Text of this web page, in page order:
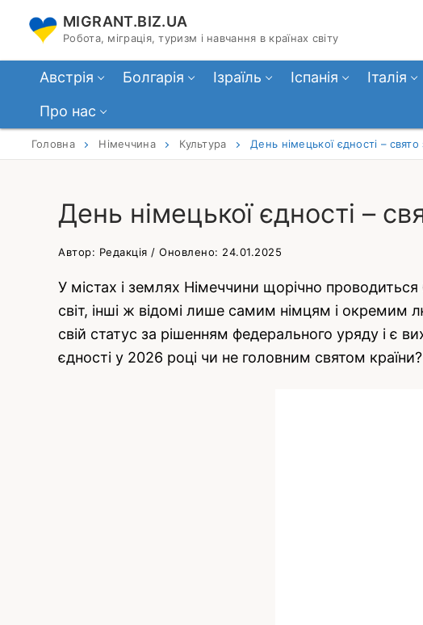
вмісту
MIGRANT.BIZ.UA
Робота, міграція, туризм і навчання в країнах світу
Австрія Болгарія Ізраїль Іспанія Італія
Про нас
Головна Німеччина Культура День німецької єдності – свято
День німецької єдності –
Автор: Редакція / Оновлено: 24.01.2025
У містах і землях Німеччини щорічно
світ, інші ж відомі лише самим німцям і окремим
свій статус за рішенням федерального уряду і є
єдності у 2026 році чи не головним святом країни?